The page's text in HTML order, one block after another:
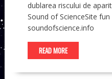
dublarea riscului de
Sound of ScienceSite
soundofscience.info
READ MORE